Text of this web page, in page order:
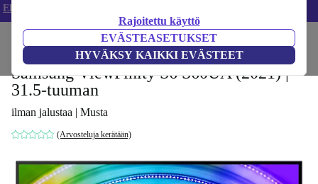
Rajoitettu käyttö
EVÄSTEASETUKSET
HYVÄKSY KAIKKI EVÄSTEET
Ehdot ja säännöt
Samsung ViewFinity S6 S60UA (2021) |
31.5-tuuman
ilman jalustaa | Musta
(Arvosteluja kerätään)